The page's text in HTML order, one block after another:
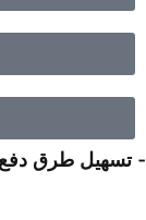
- تسهيل طرق دفع